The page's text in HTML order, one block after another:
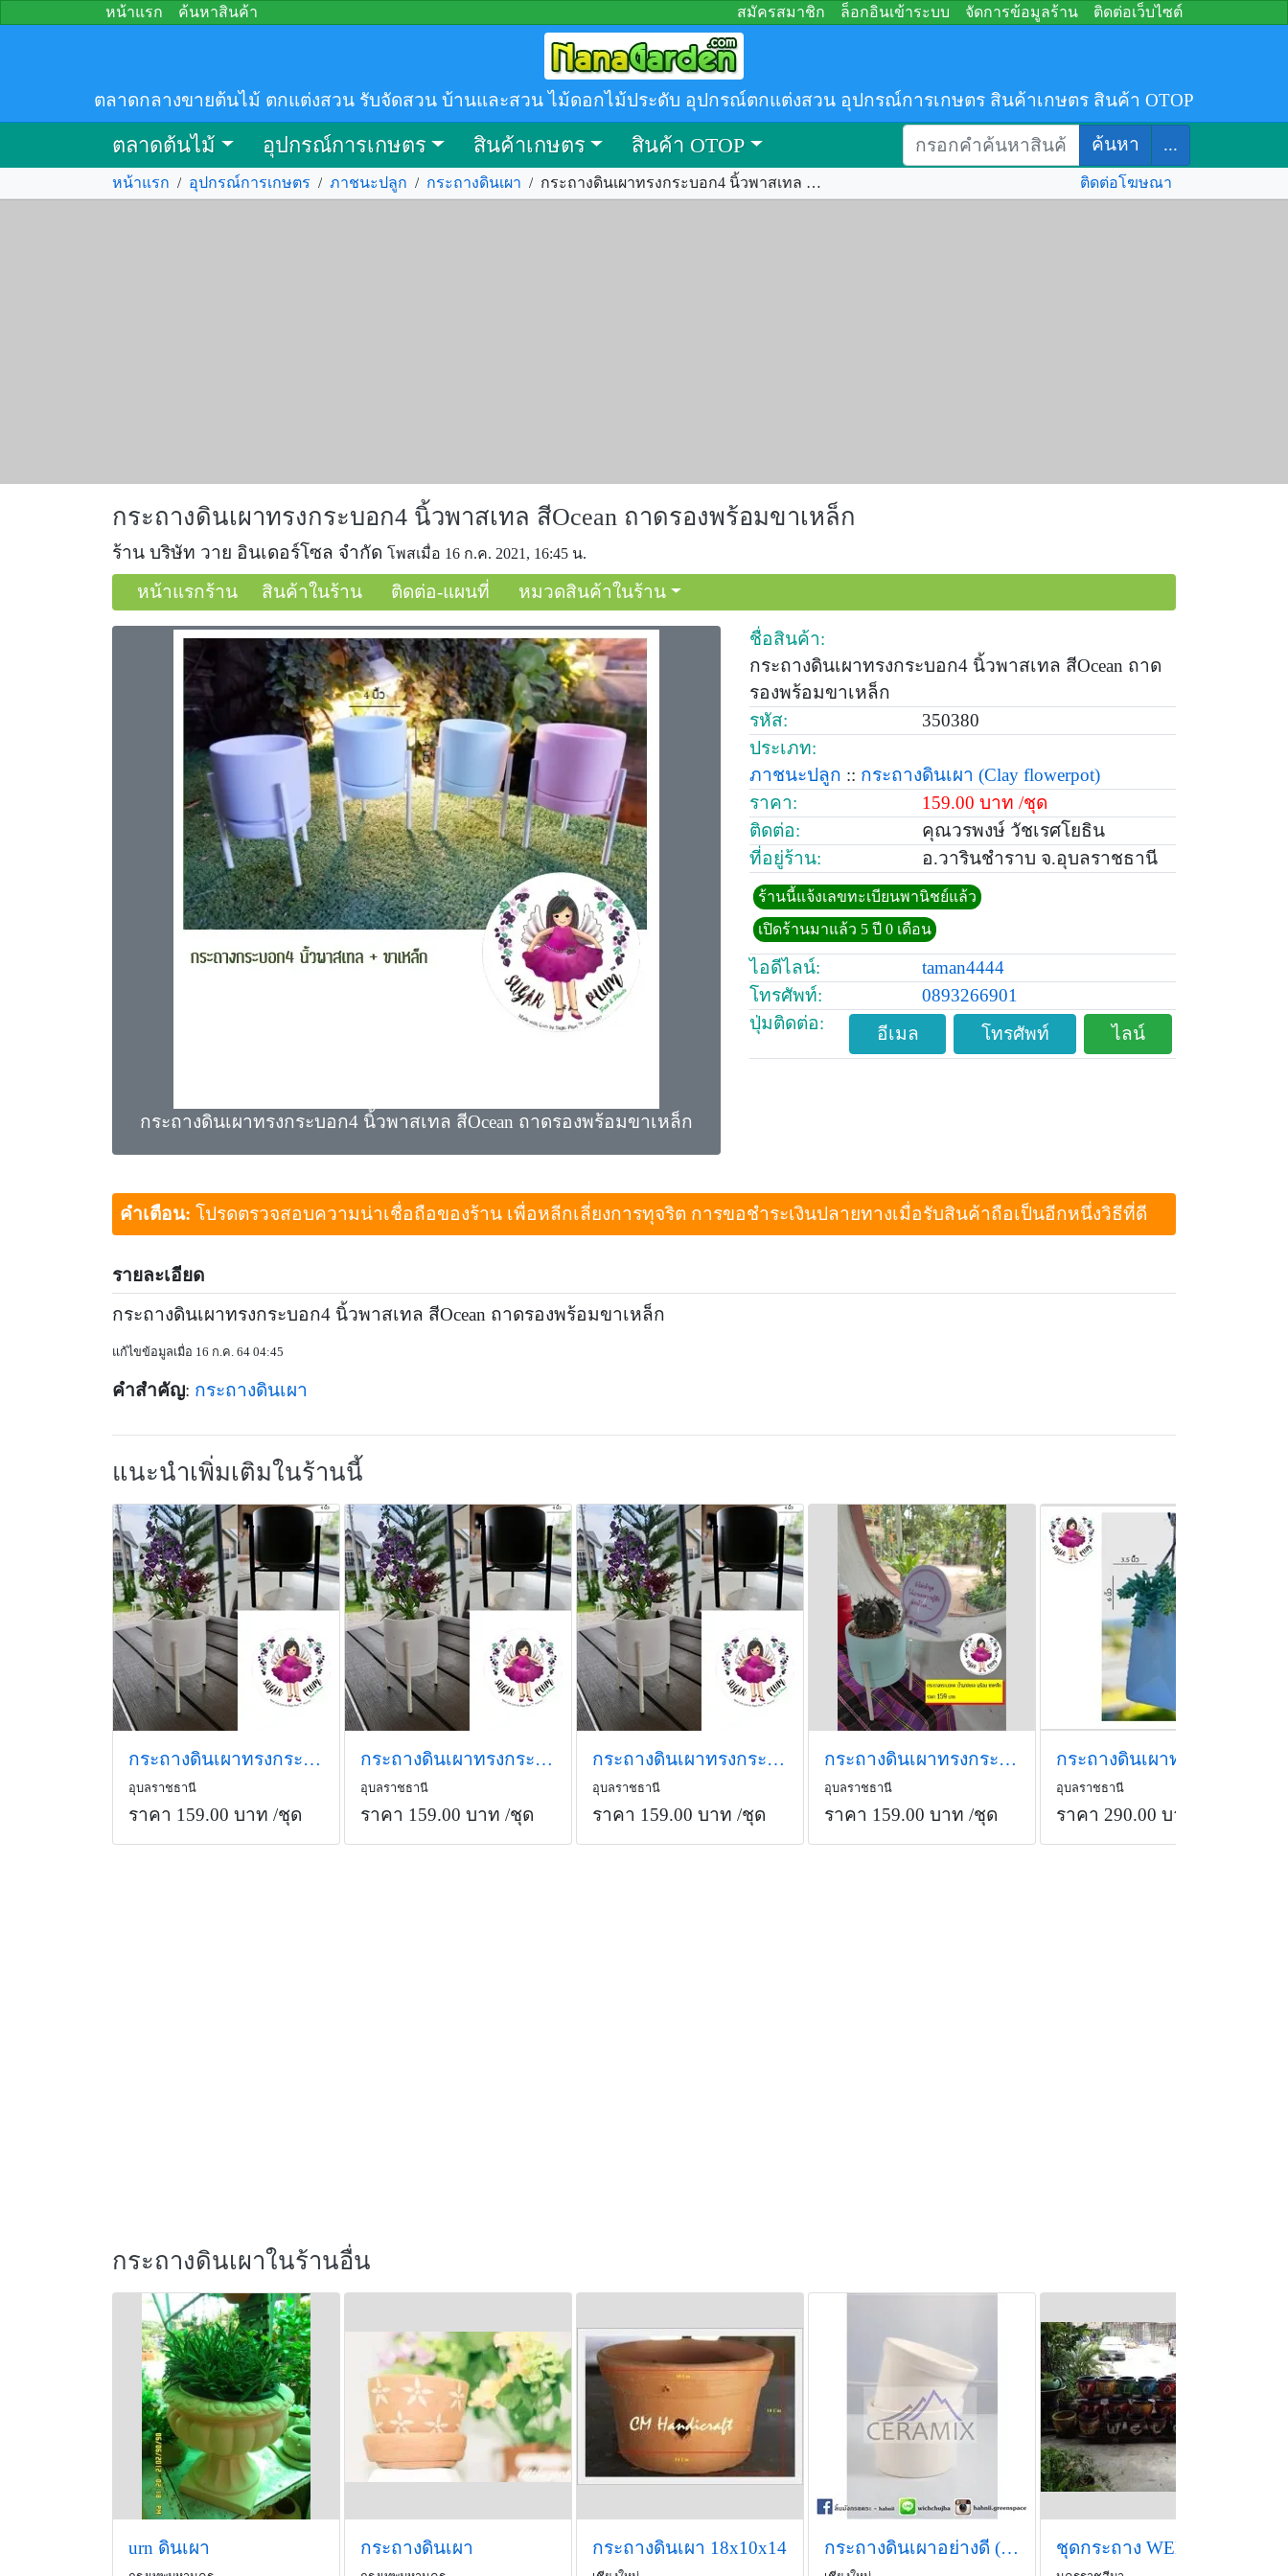
หน้าแรก ค้นหาสินค้า สมัครสมาชิก ล็อกอินเข้าระบบ จัดการข้อมูลร้าน ติดต่อเว็บไซต์
ตลาดกลางขายต้นไม้ ตกแต่งสวน รับจัดสวน บ้านและสวน ไม้ดอกไม้ประดับ อุปกรณ์ตกแต่งสวน อุปกรณ์การเกษตร สินค้าเกษตร สินค้า OTOP
ตลาดต้นไม้ อุปกรณ์การเกษตร สินค้าเกษตร สินค้า OTOP ค้นหา ...
หน้าแรก / อุปกรณ์การเกษตร / ภาชนะปลูก / กระถางดินเผา / กระถางดินเผาทรงกระบอก4 นิ้วพาสเทล สีOcean ถาดรองพร้อมขาเหล็ก รหัส.350380 ติดต่อโฆษณา
กระถางดินเผาทรงกระบอก4 นิ้วพาสเทล สีOcean ถาดรองพร้อมขาเหล็ก
ร้าน บริษัท วาย อินเดอร์โซล จำกัด โพสเมื่อ 16 ก.ค. 2021, 16:45 น.
หน้าแรกร้าน สินค้าในร้าน ติดต่อ-แผนที่ หมวดสินค้าในร้าน
กระถางดินเผาทรงกระบอก4 นิ้วพาสเทล สีOcean ถาดรองพร้อมขาเหล็ก
ชื่อสินค้า:
กระถางดินเผาทรงกระบอก4 นิ้วพาสเทล สีOcean ถาด
รองพร้อมขาเหล็ก
รหัส:
350380
ประเภท:
ภาชนะปลูก :: กระถางดินเผา (Clay flowerpot)
ราคา:
159.00 บาท /ชุด
ติดต่อ:
คุณวรพงษ์ วัชเรศโยธิน
ที่อยู่ร้าน:
อ.วารินชำราบ จ.อุบลราชธานี
ร้านนี้แจ้งเลขทะเบียนพานิชย์แล้ว
เปิดร้านมาแล้ว 5 ปี 0 เดือน
ไอดีไลน์:
taman4444
โทรศัพท์:
0893266901
ปุ่มติดต่อ:
อีเมล โทรศัพท์ ไลน์
คำเตือน: โปรดตรวจสอบความน่าเชื่อถือของร้าน เพื่อหลีกเลี่ยงการทุจริต การขอชำระเงินปลายทางเมื่อรับสินค้าถือเป็นอีกหนึ่งวิธีที่ดี
รายละเอียด
กระถางดินเผาทรงกระบอก4 นิ้วพาสเทล สีOcean ถาดรองพร้อมขาเหล็ก
แก้ไขข้อมูลเมื่อ 16 ก.ค. 64 04:45
คำสำคัญ: กระถางดินเผา
แนะนำเพิ่มเติมในร้านนี้
กระถางดินเผาทรงกระบอก4 นิ้วพาสเทล สีเทา ถาดรองพร้อมขาเหล็ก
อุบลราชธานี
ราคา 159.00 บาท /ชุด
กระถางดินเผาทรงกระบอก4 นิ้วพาสเทล สีดำ ถาดรองพร้อมขาเหล็ก
อุบลราชธานี
ราคา 159.00 บาท /ชุด
กระถางดินเผาทรงกระบอก4 นิ้วพาสเทล สี ขาว ถาดรองพร้อมขาเหล็ก
อุบลราชธานี
ราคา 159.00 บาท /ชุด
กระถางดินเผาทรงกระบอก4 นิ้วพาสเทล สี Mint ถาดรองพร้อมขาเหล็ก
อุบลราชธานี
ราคา 159.00 บาท /ชุด
อุบลราชธานี
ราคา 290.00 บาท
กระถางดินเผาในร้านอื่น
urn ดินเผา กระถางดินเผา กระถางดินเผา 18x10x14 กระถางดินเผาอย่างดี (ไม่เคลือบ) จากร้าน Ceramix ชุดกระถาง WELCOME